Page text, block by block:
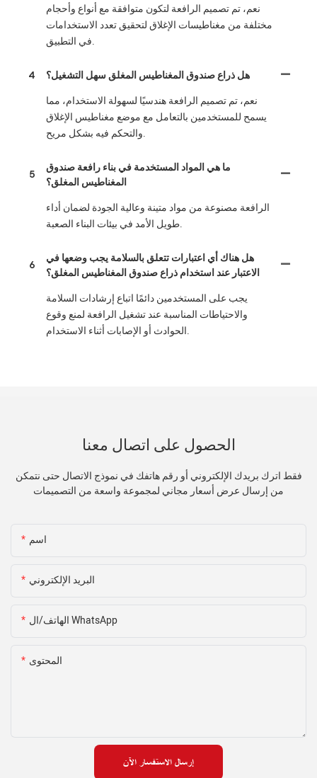
نعم، تم تصميم الرافعة لتكون متوافقة مع أنواع وأحجام
مختلفة من مغناطيسات الإغلاق لتحقيق تعدد الاستخدامات
في التطبيق.
4 هل ذراع صندوق المغناطيس المغلق سهل التشغيل؟
نعم، تم تصميم الرافعة هندسيًا لسهولة الاستخدام، مما
يسمح للمستخدمين بالتعامل مع موضع مغناطيس الإغلاق
والتحكم فيه بشكل مريح.
5
ما هي المواد المستخدمة في بناء رافعة صندوق
المغناطيس المغلق؟
الرافعة مصنوعة من مواد متينة وعالية الجودة لضمان أداء
طويل الأمد في بيئات البناء الصعبة.
6
هل هناك أي اعتبارات تتعلق بالسلامة يجب وضعها في
الاعتبار عند استخدام ذراع صندوق المغناطيس المغلق؟
يجب على المستخدمين دائمًا اتباع إرشادات السلامة
والاحتياطات المناسبة عند تشغيل الرافعة لمنع وقوع
الحوادث أو الإصابات أثناء الاستخدام.
الحصول على اتصال معنا
فقط اترك بريدك الإلكتروني أو رقم هاتفك في نموذج الاتصال حتى نتمكن
من إرسال عرض أسعار مجاني لمجموعة واسعة من التصميمات
اسم
البريد الإلكتروني
الهاتف/ال WhatsApp
المحتوى
إرسال الاستفسار الآن